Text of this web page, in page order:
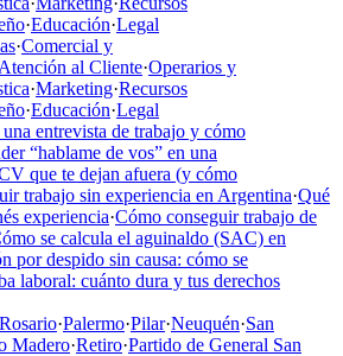
·Educación·Legal
·Comercial y
Atención al Cliente·Operarios y
·Marketing·Recursos
·Educación·Legal
entrevista de trabajo y cómo
“hablame de vos” en una
que te dejan afuera (y cómo
trabajo sin experiencia en Argentina·Qué
experiencia·Cómo conseguir trabajo de
se calcula el aguinaldo (SAC) en
por despido sin causa: cómo se
laboral: cuánto dura y tus derechos
Rosario·Palermo·Pilar·Neuquén·San
Madero·Retiro·Partido de General San